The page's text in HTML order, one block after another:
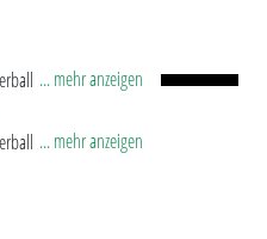
Refill black
Edelstahl-
Kugel (0,7 mm).
... mehr anzeigen
Refill blue
... mehr anzeigen